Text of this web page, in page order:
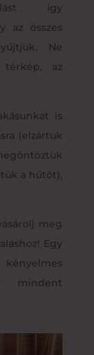
így
az összes
Ne
az
is
(elzártuk
a hűtőt),
meg
Egy
mindent